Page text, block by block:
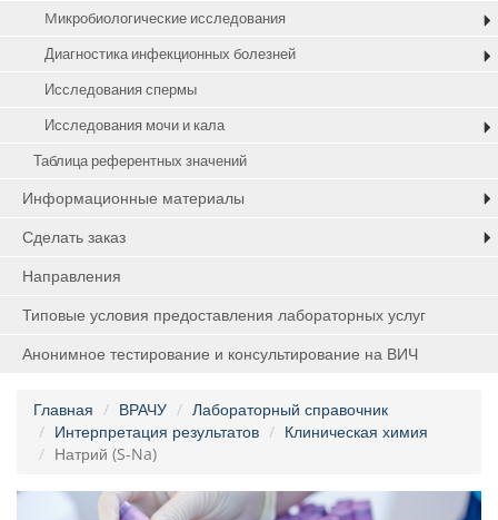
Mикробиологические исследования
Диагностика инфекционных болезней
Исследования спермы
Исследования мочи и кала
Таблица референтных значений
Информационные материалы
Сделать заказ
Направления
Типовые условия предоставления лабораторных услуг
Анонимное тестирование и консультирование на ВИЧ
Главная ВРАЧУ
Лабораторный справочник
Интерпретация результатов
Клиническая химия
Натрий (S-Na)